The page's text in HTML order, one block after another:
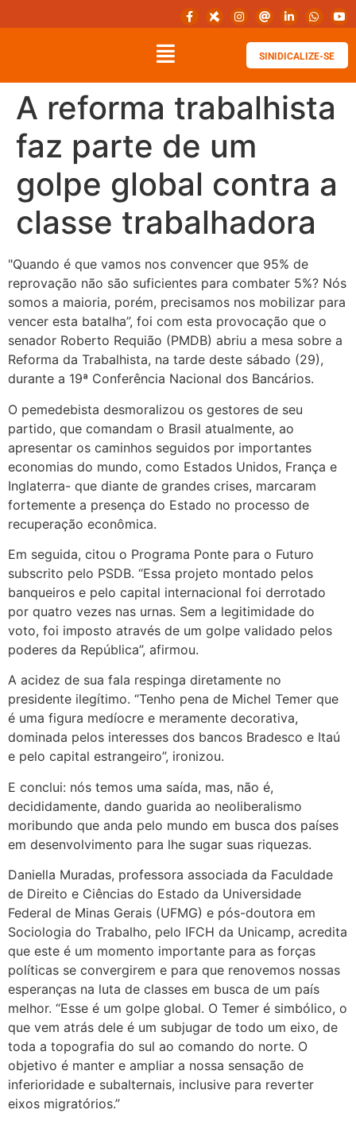
SINIDICALIZE-SE
A reforma trabalhista
faz parte de um
golpe global contra a
classe trabalhadora
"Quando é que vamos nos convencer que 95% de
reprovação não são suficientes para combater 5%? Nós
somos a maioria, porém, precisamos nos mobilizar para
vencer esta batalha”, foi com esta provocação que o
senador Roberto Requião (PMDB) abriu a mesa sobre a
Reforma da Trabalhista, na tarde deste sábado (29),
durante a 19ª Conferência Nacional dos Bancários.
O pemedebista desmoralizou os gestores de seu
partido, que comandam o Brasil atualmente, ao
apresentar os caminhos seguidos por importantes
economias do mundo, como Estados Unidos, França e
Inglaterra- que diante de grandes crises, marcaram
fortemente a presença do Estado no processo de
recuperação econômica.
Em seguida, citou o Programa Ponte para o Futuro
subscrito pelo PSDB. “Essa projeto montado pelos
banqueiros e pelo capital internacional foi derrotado
por quatro vezes nas urnas. Sem a legitimidade do
voto, foi imposto através de um golpe validado pelos
poderes da República”, afirmou.
A acidez de sua fala respinga diretamente no
presidente ilegítimo. “Tenho pena de Michel Temer que
é uma figura medíocre e meramente decorativa,
dominada pelos interesses dos bancos Bradesco e Itaú
e pelo capital estrangeiro”, ironizou.
E conclui: nós temos uma saída, mas, não é,
decididamente, dando guarida ao neoliberalismo
moribundo que anda pelo mundo em busca dos países
em desenvolvimento para lhe sugar suas riquezas.
Daniella Muradas, professora associada da Faculdade
de Direito e Ciências do Estado da Universidade
Federal de Minas Gerais (UFMG) e pós-doutora em
Sociologia do Trabalho, pelo IFCH da Unicamp, acredita
que este é um momento importante para as forças
políticas se convergirem e para que renovemos nossas
esperanças na luta de classes em busca de um país
melhor. “Esse é um golpe global. O Temer é simbólico, o
que vem atrás dele é um subjugar de todo um eixo, de
toda a topografia do sul ao comando do norte. O
objetivo é manter e ampliar a nossa sensação de
inferioridade e subalternais, inclusive para reverter
eixos migratórios.”